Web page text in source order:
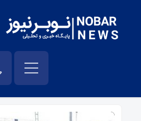
قهرمان جام حذفی – نوبر نیوز